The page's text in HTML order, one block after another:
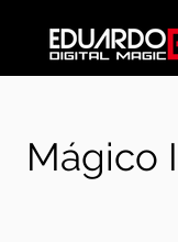
Mágico